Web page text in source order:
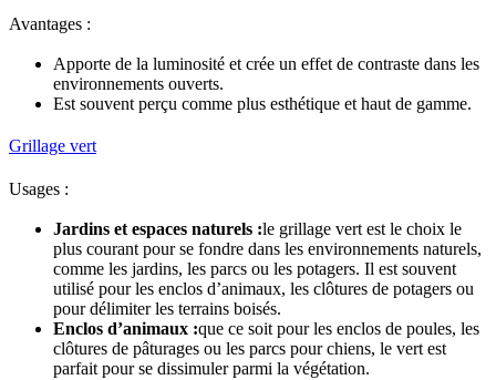
Avantages :
Apporte de la luminosité et crée un effet de contraste dans les
environnements ouverts.
Est souvent perçu comme plus esthétique et haut de gamme.
Grillage vert
Usages :
Jardins et espaces naturels :le grillage vert est le choix le
plus courant pour se fondre dans les environnements naturels,
comme les jardins, les parcs ou les potagers. Il est souvent
utilisé pour les enclos d’animaux, les clôtures de potagers ou
pour délimiter les terrains boisés.
Enclos d’animaux :que ce soit pour les enclos de poules, les
clôtures de pâturages ou les parcs pour chiens, le vert est
parfait pour se dissimuler parmi la végétation.